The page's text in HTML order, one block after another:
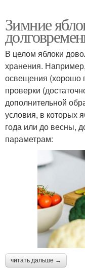
Зимние
В целом яблоки
хранения.
освещения (хорошо
проверки
дополнительной
условия, в которых
года или до весны,
параметрам:
читать дальше →